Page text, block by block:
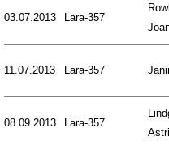
03.07.2013 Lara-357
11.07.2013 Lara-357
08.09.2013 Lara-357